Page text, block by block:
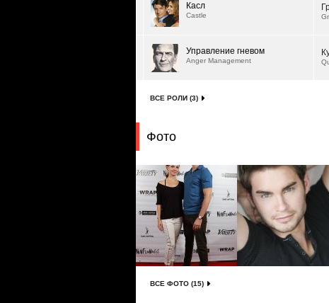
Касл
Castle
Управление гневом
Anger Management
ВСЕ РОЛИ (3)
Фото
ВСЕ ФОТО (15)